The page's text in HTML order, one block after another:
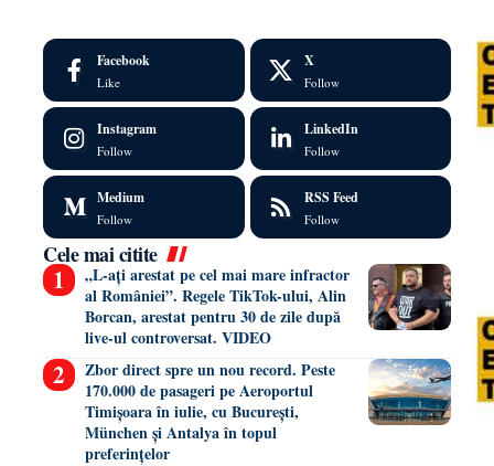
Facebook
Like
X
Follow
Instagram
Follow
LinkedIn
Follow
Medium
Follow
RSS Feed
Follow
Cele mai citite
„L-ați arestat pe cel mai mare infractor
al României”. Regele TikTok-ului, Alin
Borcan, arestat pentru 30 de zile după
live-ul controversat. VIDEO
Zbor direct spre un nou record. Peste
170.000 de pasageri pe Aeroportul
Timișoara în iulie, cu București,
München și Antalya în topul
preferințelor